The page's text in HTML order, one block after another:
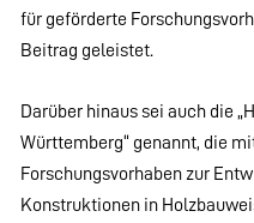
für geförderte
Beitrag geleistet.
Darüber hinaus sei auch die
Württemberg“ genannt, die
Forschungsvorhaben zur
Konstruktionen in